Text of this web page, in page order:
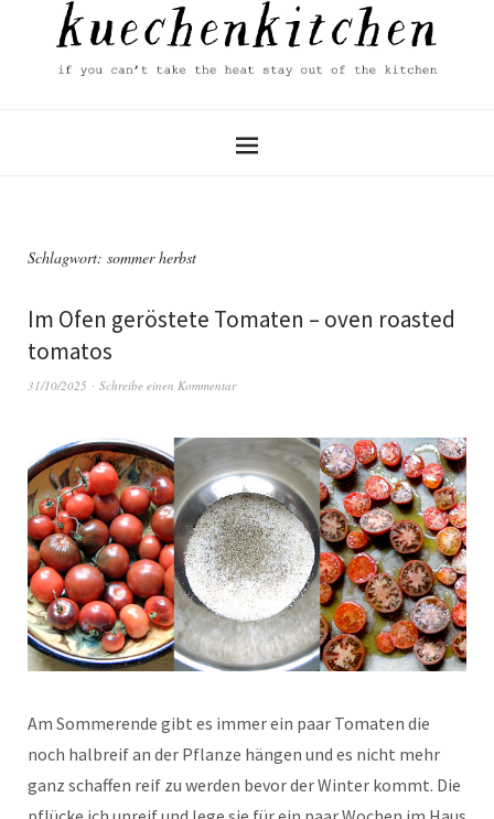
Schlagwort: sommer herbst
Im Ofen geröstete Tomaten – oven roasted
tomatos
31/10/2025 Schreibe einen Kommentar
Am Sommerende gibt es immer ein paar Tomaten die
noch halbreif an der Pflanze hängen und es nicht mehr
ganz schaffen reif zu werden bevor der Winter kommt. Die